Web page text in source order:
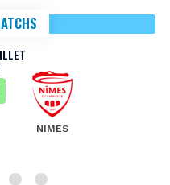
NIMES